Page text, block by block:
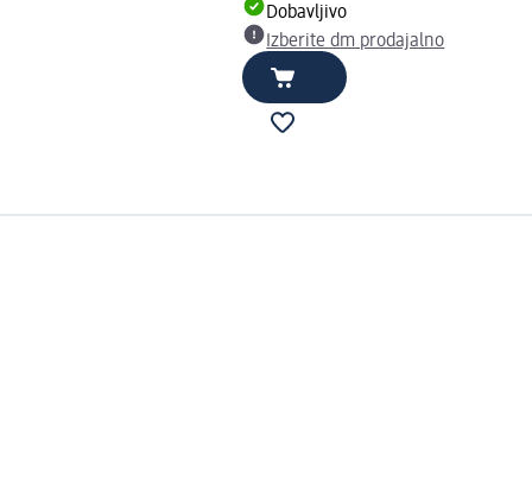
Dobavljivo
Izberite dm prodajalno